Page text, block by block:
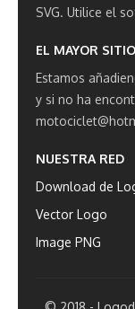
SVG. Utilice el
EL MAYOR
Estamos
y si no ha
NUESTRA RED
Download de
Vector Logo
Image PNG